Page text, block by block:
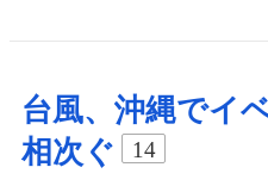
台風、沖縄でイ
相次ぐ
14